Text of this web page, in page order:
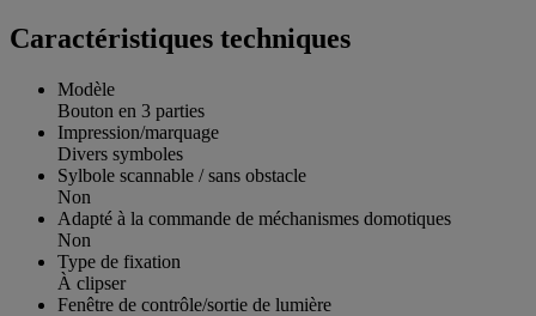
Caractéristiques techniques
Modèle
Bouton en 3 parties
Impression/marquage
Divers symboles
Sylbole scannable / sans obstacle
Non
Adapté à la commande de méchanismes domotiques
Non
Type de fixation
À clipser
Fenêtre de contrôle/sortie de lumière